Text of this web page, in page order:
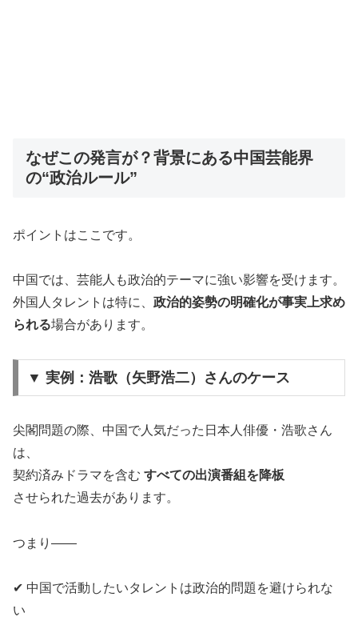
なぜこの発言が？背景にある中国芸能界
の“政治ルール”
ポイントはここです。
中国では、芸能人も政治的テーマに強い影響を受けます。
外国人タレントは特に、 政治的姿勢の明確化が事実上求め
られる場合があります。
▼ 実例：浩歌（矢野浩二）さんのケース
尖閣問題の際、中国で人気だった日本人俳優・浩歌さん
は、
契約済みドラマを含む すべての出演番組を降板
させられた過去があります。
つまり――
✔ 中国で活動したいタレントは政治的問題を避けられな
い